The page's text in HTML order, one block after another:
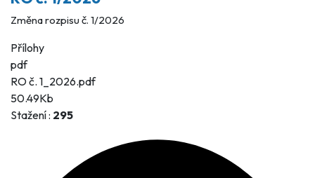
Změna rozpisu č. 1/2026
Přílohy
pdf
RO č. 1_2026.pdf
50.49Kb
Stažení : 295